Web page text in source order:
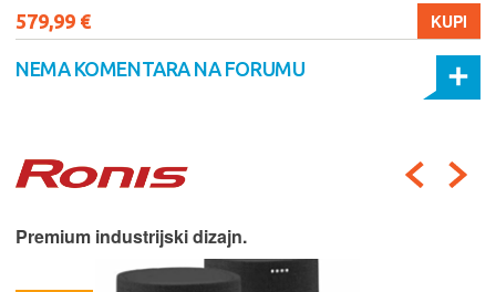
579,99 € KUPI
NEMA KOMENTARA NA FORUMU
Premium industrijski dizajn.